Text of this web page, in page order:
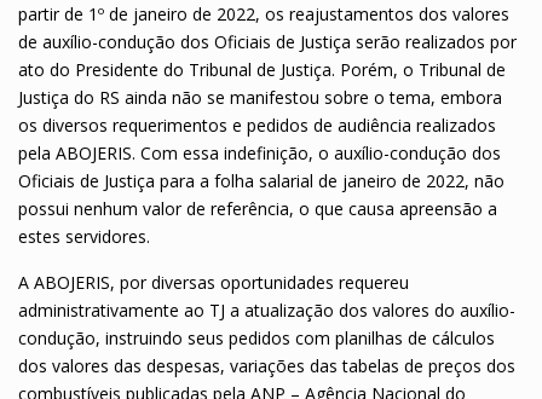
partir de 1º de janeiro de 2022, os reajustamentos dos valores
de auxílio-condução dos Oficiais de Justiça serão realizados por
ato do Presidente do Tribunal de Justiça. Porém, o Tribunal de
Justiça do RS ainda não se manifestou sobre o tema, embora
os diversos requerimentos e pedidos de audiência realizados
pela ABOJERIS. Com essa indefinição, o auxílio-condução dos
Oficiais de Justiça para a folha salarial de janeiro de 2022, não
possui nenhum valor de referência, o que causa apreensão a
estes servidores.
A ABOJERIS, por diversas oportunidades requereu
administrativamente ao TJ a atualização dos valores do auxílio-
condução, instruindo seus pedidos com planilhas de cálculos
dos valores das despesas, variações das tabelas de preços dos
combustíveis publicadas pela ANP – Agência Nacional do